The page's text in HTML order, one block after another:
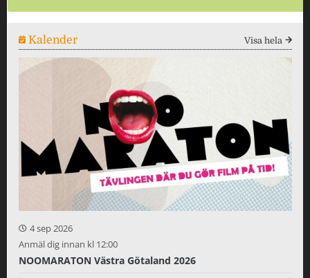
Kalender Visa hela
4 sep 2026
Anmäl dig innan kl 12:00
NOOMARATON Västra Götaland 2026